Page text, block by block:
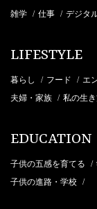
雑学 / 仕事 / デジタ
LIFESTYLE
暮らし / フード / エ
夫婦・家族 / 私の生
EDUCATION
子供の五感を育てる /
子供の進路・学校 /